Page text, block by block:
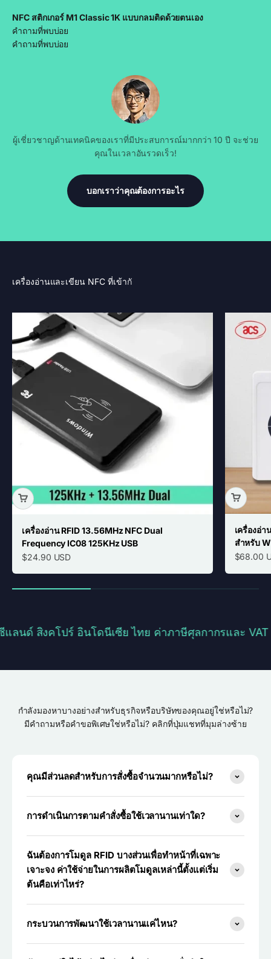
NFC สติกเกอร์ M1 Classic 1K แบบกลมติดด้วยตนเอง
คำถามที่พบบ่อย
คำถามที่พบบ่อย
ผู้เชี่ยวชาญด้านเทคนิคของเราที่มีประสบการณ์มากกว่า 10 ปี จะช่วย
คุณในเวลาอันรวดเร็ว!
บอกเราว่าคุณต้องการอะไร
เครื่องอ่าน RFID 13.56MHz NFC Dual
Frequency IC08 125KHz USB
Sale price
$24.90 USD
เครื่องอ่า
สำหรับ
Sale
$68.00
คโปร์ อินโดนีเซีย ไทย ค่าภาษีศุลกากรและ VAT ครอบ
กำลังมองหาบางอย่างสำหรับธุรกิจหรือบริษัทของคุณอยู่ใช่หรือไม่?
มีคำถามหรือคำขอพิเศษใช่หรือไม่? คลิกที่ปุ่มแชทที่มุมล่างซ้าย
คุณมีส่วนลดสำหรับการสั่งซื้อจำนวนมากหรือไม่?
การดำเนินการตามคำสั่งซื้อใช้เวลานานเท่าใด?
ฉันต้องการโมดูล RFID บางส่วนเพื่อทำหน้าที่เฉพาะ
เจาะจง ค่าใช้จ่ายในการผลิตโมดูลเหล่านี้ตั้งแต่เริ่ม
ต้นคือเท่าไหร่?
กระบวนการพัฒนาใช้เวลานานแค่ไหน?